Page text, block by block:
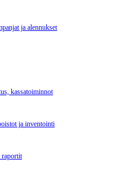
ja alennukset
kassatoiminnot
ja inventointi
raportit